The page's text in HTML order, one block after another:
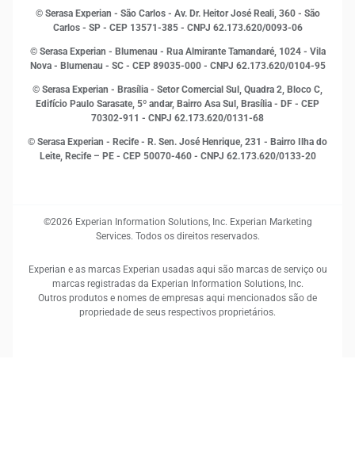
Marketing
Open Finance
Proteção de Dados
Sustentabilidade Corporativa
© Serasa Experian - São Carlos - Av. Dr. Heitor José Reali, 360 - São
Carlos - SP - CEP 13571-385 - CNPJ 62.173.620/0093-06
© Serasa Experian - Blumenau - Rua Almirante Tamandaré, 1024 - Vila
Nova - Blumenau - SC - CEP 89035-000 - CNPJ 62.173.620/0104-95
© Serasa Experian - Brasília - Setor Comercial Sul, Quadra 2, Bloco C,
Edifício Paulo Sarasate, 5º andar, Bairro Asa Sul, Brasília - DF - CEP
70302-911 - CNPJ 62.173.620/0131-68
© Serasa Experian - Recife - R. Sen. José Henrique, 231 - Bairro Ilha do
Leite, Recife – PE - CEP 50070-460 - CNPJ 62.173.620/0133-20
©2026 Experian Information Solutions, Inc. Experian Marketing
Services. Todos os direitos reservados.
Experian e as marcas Experian usadas aqui são marcas de serviço ou
marcas registradas da Experian Information Solutions, Inc.
Outros produtos e nomes de empresas aqui mencionados são de
propriedade de seus respectivos proprietários.